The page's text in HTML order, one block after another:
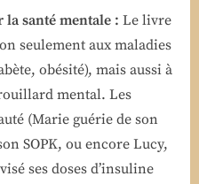
la santé mentale : Le livre
seulement aux maladies
obésité), mais aussi à
mental. Les
(Marie guérie de son
SOPK, ou encore Lucy,
ses doses d’insuline